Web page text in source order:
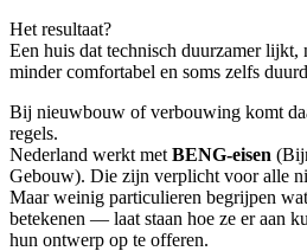
Het resultaat?
Een huis dat technisch duurzamer lijkt,
minder comfortabel en soms zelfs
Bij nieuwbouw of verbouwing komt
regels.
Nederland werkt met BENG-eisen
Gebouw). Die zijn verplicht voor alle
Maar weinig particulieren begrijpen
betekenen — laat staan hoe ze er aan
hun ontwerp op te offeren.